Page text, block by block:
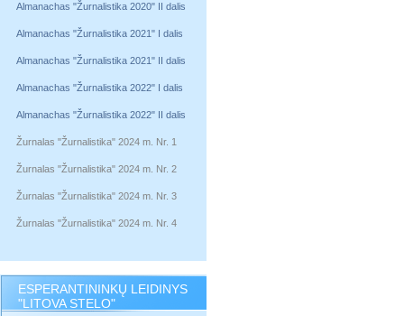
Almanachas "Žurnalistika 2020" II dalis
Almanachas "Žurnalistika 2021" I dalis
Almanachas "Žurnalistika 2021" II dalis
Almanachas "Žurnalistika 2022" I dalis
Almanachas "Žurnalistika 2022" II dalis
Žurnalas "Žurnalistika" 2024 m. Nr. 1
Žurnalas "Žurnalistika" 2024 m. Nr. 2
Žurnalas "Žurnalistika" 2024 m. Nr. 3
Žurnalas "Žurnalistika" 2024 m. Nr. 4
ESPERANTININKŲ LEIDINYS
"LITOVA STELO"